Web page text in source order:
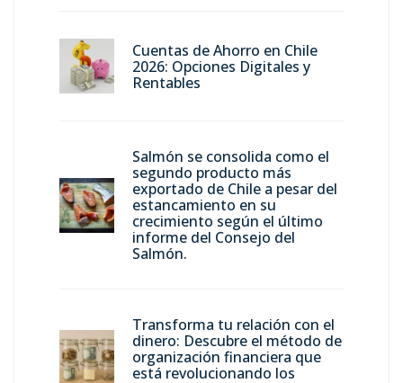
Cuentas de Ahorro en Chile
2026: Opciones Digitales y
Rentables
Salmón se consolida como el
segundo producto más
exportado de Chile a pesar del
estancamiento en su
crecimiento según el último
informe del Consejo del
Salmón.
Transforma tu relación con el
dinero: Descubre el método de
organización financiera que
está revolucionando los